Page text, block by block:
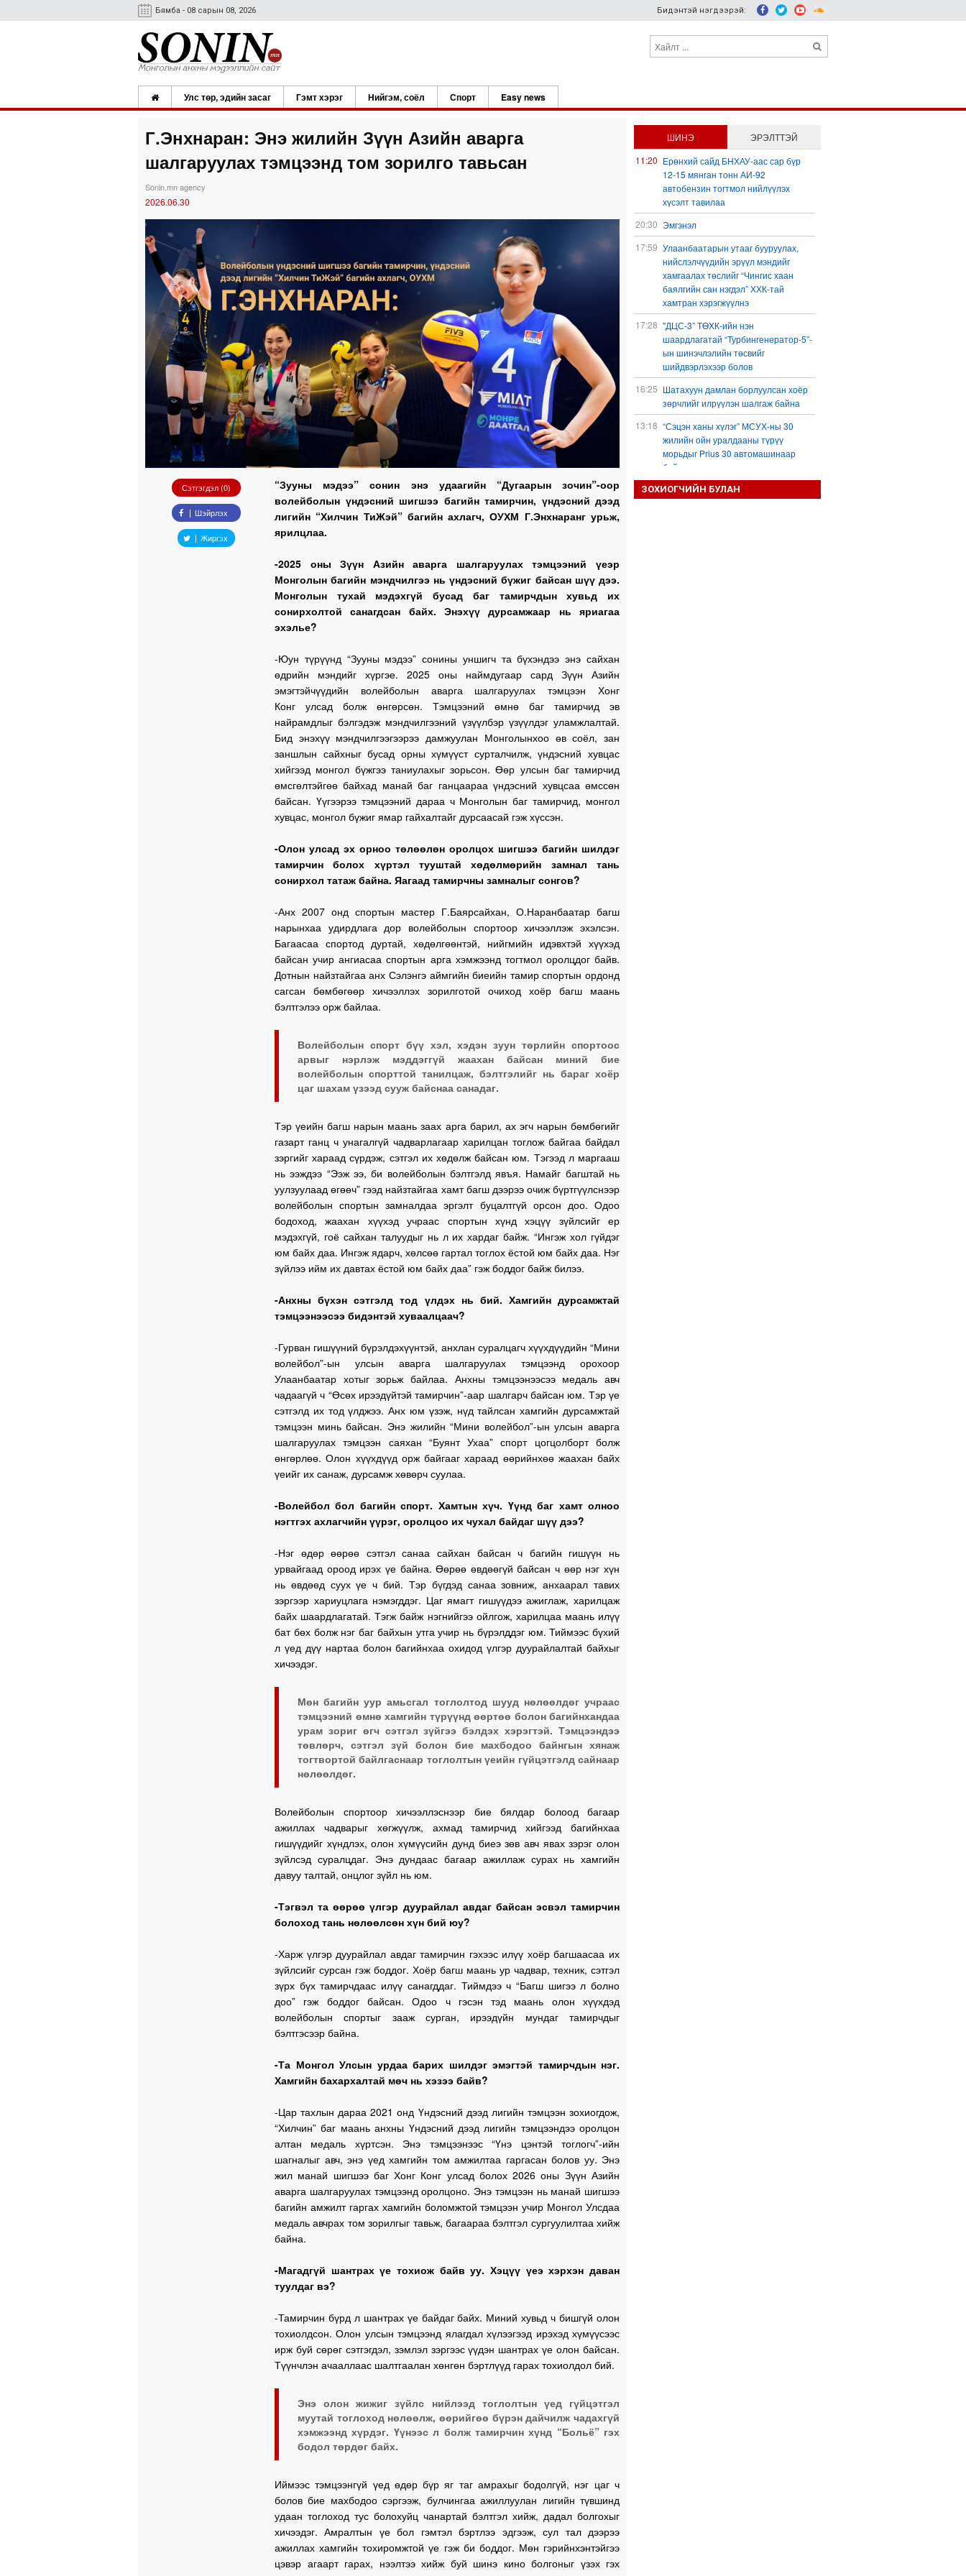
Бямба - 08 сарын 08, 2026 Бидэнтэй нэгдээрэй:
Улс төр, эдийн засаг Гэмт хэрэг Нийгэм, соёл Спорт Easy news
Г.Энхнаран: Энэ жилийн Зүүн Азийн аварга
шалгаруулах тэмцээнд том зорилго тавьсан
Sonin.mn agency
2026.06.30
Сэтгэгдэл (0)
Шэйрлэх
Жиргэх
“Зууны мэдээ” сонин энэ удаагийн “Дугаарын зочин”-оор
волейболын үндэсний шигшээ багийн тамирчин, үндэсний дээд
лигийн “Хилчин ТиЖэй” багийн ахлагч, ОУХМ Г.Энхнаранг урьж,
ярилцлаа.
-2025 оны Зүүн Азийн аварга шалгаруулах тэмцээний үеэр
Монголын багийн мэндчилгээ нь үндэсний бүжиг байсан шүү дээ.
Монголын тухай мэдэхгүй бусад баг тамирчдын хувьд их
сонирхолтой санагдсан байх. Энэхүү дурсамжаар нь яриагаа
эхэлье?
-Юун түрүүнд “Зууны мэдээ” сонины уншигч та бүхэндээ энэ сайхан
өдрийн мэндийг хүргэе. 2025 оны наймдугаар сард Зүүн Азийн
эмэгтэйчүүдийн волейболын аварга шалгаруулах тэмцээн Хонг
Конг улсад болж өнгөрсөн. Тэмцээний өмнө баг тамирчид эв
найрамдлыг бэлгэдэж мэндчилгээний үзүүлбэр үзүүлдэг уламжлалтай.
Бид энэхүү мэндчилгээгээрээ дамжуулан Монголынхоо өв соёл, зан
заншлын сайхныг бусад орны хүмүүст сурталчилж, үндэсний хувцас
хийгээд монгол бүжгээ таниулахыг зорьсон. Өөр улсын баг тамирчид
өмсгөлтэйгөө байхад манай баг ганцаараа үндэсний хувцсаа өмссөн
байсан. Үүгээрээ тэмцээний дараа ч Монголын баг тамирчид, монгол
хувцас, монгол бүжиг ямар гайхалтайг дурсаасай гэж хүссэн.
-Олон улсад эх орноо төлөөлөн оролцох шигшээ багийн шилдэг
тамирчин болох хүртэл тууштай хөдөлмөрийн замнал тань
сонирхол татаж байна. Яагаад тамирчны замналыг сонгов?
-Анх 2007 онд спортын мастер Г.Баярсайхан, О.Наранбаатар багш
нарынхаа удирдлага дор волейболын спортоор хичээллэж эхэлсэн.
Багаасаа спортод дуртай, хөдөлгөөнтэй, нийгмийн идэвхтэй хүүхэд
байсан учир ангиасаа спортын арга хэмжээнд тогтмол оролцдог байв.
Дотнын найзтайгаа анх Сэлэнгэ аймгийн биеийн тамир спортын ордонд
сагсан бөмбөгөөр хичээллэх зорилготой очиход хоёр багш маань
бэлтгэлээ орж байлаа.
Волейболын спорт бүү хэл, хэдэн зуун төрлийн спортоос
арвыг нэрлэж мэддэггүй жаахан байсан миний бие
волейболын спорттой танилцаж, бэлтгэлийг нь бараг хоёр
цаг шахам үзээд сууж байснаа санадаг.
Тэр үеийн багш нарын маань заах арга барил, ах эгч нарын бөмбөгийг
газарт ганц ч унагалгүй чадварлагаар харилцан тоглож байгаа байдал
зэргийг хараад сүрдэж, сэтгэл их хөдөлж байсан юм. Тэгээд л маргааш
нь ээждээ “Ээж ээ, би волейболын бэлтгэлд явъя. Намайг багштай нь
уулзуулаад өгөөч” гээд найзтайгаа хамт багш дээрээ очиж бүртгүүлснээр
волейболын спортын замналдаа эргэлт буцалтгүй орсон доо. Одоо
бодоход, жаахан хүүхэд учраас спортын хүнд хэцүү зүйлсийг ер
мэдэхгүй, гоё сайхан талуудыг нь л их хардаг байж. “Ингэж хол гүйдэг
юм байх даа. Ингэж ядарч, хөлсөө гартал тоглох ёстой юм байх даа. Нэг
зүйлээ ийм их давтах ёстой юм байх даа” гэж боддог байж билээ.
-Анхны бүхэн сэтгэлд тод үлдэх нь бий. Хамгийн дурсамжтай
тэмцээнээсээ бидэнтэй хуваалцаач?
-Гурван гишүүний бүрэлдэхүүнтэй, анхлан суралцагч хүүхдүүдийн “Мини
волейбол”-ын улсын аварга шалгаруулах тэмцээнд орохоор
Улаанбаатар хотыг зорьж байлаа. Анхны тэмцээнээсээ медаль авч
чадаагүй ч “Өсөх ирээдүйтэй тамирчин”-аар шалгарч байсан юм. Тэр үе
сэтгэлд их тод үлджээ. Анх юм үзэж, нүд тайлсан хамгийн дурсамжтай
тэмцээн минь байсан. Энэ жилийн “Мини волейбол”-ын улсын аварга
шалгаруулах тэмцээн саяхан “Буянт Ухаа” спорт цогцолборт болж
өнгөрлөө. Олон хүүхдүүд орж байгааг хараад өөрийнхөө жаахан байх
үеийг их санаж, дурсамж хөвөрч суулаа.
-Волейбол бол багийн спорт. Хамтын хүч. Үүнд баг хамт олноо
нэгтгэх ахлагчийн үүрэг, оролцоо их чухал байдаг шүү дээ?
-Нэг өдөр өөрөө сэтгэл санаа сайхан байсан ч багийн гишүүн нь
урвайгаад ороод ирэх үе байна. Өөрөө өвдөөгүй байсан ч өөр нэг хүн
нь өвдөөд суух үе ч бий. Тэр бүгдэд санаа зовниж, анхаарал тавих
зэргээр хариуцлага нэмэгддэг. Цаг ямагт гишүүдээ ажиглаж, харилцаж
байх шаардлагатай. Тэгж байж нэгнийгээ ойлгож, харилцаа маань илүү
бат бөх болж нэг баг байхын утга учир нь бүрэлддэг юм. Тиймээс бүхий
л үед дүү нартаа болон багийнхаа охидод үлгэр дуурайлалтай байхыг
хичээдэг.
Мөн багийн уур амьсгал тоглолтод шууд нөлөөлдөг учраас
тэмцээний өмнө хамгийн түрүүнд өөртөө болон багийнхандаа
урам зориг өгч сэтгэл зүйгээ бэлдэх хэрэгтэй. Тэмцээндээ
төвлөрч, сэтгэл зүй болон бие махбодоо байнгын хянаж
тогтвортой байлгаснаар тоглолтын үеийн гүйцэтгэлд сайнаар
нөлөөлдөг.
Волейболын спортоор хичээллэснээр бие бялдар болоод багаар
ажиллах чадварыг хөгжүүлж, ахмад тамирчид хийгээд багийнхаа
гишүүдийг хүндлэх, олон хүмүүсийн дунд биеэ зөв авч явах зэрэг олон
зүйлсэд суралцдаг. Энэ дундаас багаар ажиллаж сурах нь хамгийн
давуу талтай, онцлог зүйл нь юм.
-Тэгвэл та өөрөө үлгэр дуурайлал авдаг байсан эсвэл тамирчин
болоход тань нөлөөлсөн хүн бий юу?
-Харж үлгэр дуурайлал авдаг тамирчин гэхээс илүү хоёр багшаасаа их
зүйлсийг сурсан гэж боддог. Хоёр багш маань ур чадвар, техник, сэтгэл
зүрх бүх тамирчдаас илүү санагддаг. Тиймдээ ч “Багш шигээ л болно
доо” гэж боддог байсан. Одоо ч гэсэн тэд маань олон хүүхдэд
волейболын спортыг зааж сурган, ирээдүйн мундаг тамирчдыг
бэлтгэсээр байна.
-Та Монгол Улсын урдаа барих шилдэг эмэгтэй тамирчдын нэг.
Хамгийн бахархалтай мөч нь хэзээ байв?
-Цар тахлын дараа 2021 онд Үндэсний дээд лигийн тэмцээн зохиогдож,
“Хилчин” баг маань анхны Үндэсний дээд лигийн тэмцээндээ оролцон
алтан медаль хүртсэн. Энэ тэмцээнээс “Үнэ цэнтэй тоглогч”-ийн
шагналыг авч, энэ үед хамгийн том амжилтаа гаргасан болов уу. Энэ
жил манай шигшээ баг Хонг Конг улсад болох 2026 оны Зүүн Азийн
аварга шалгаруулах тэмцээнд оролцоно. Энэ тэмцээн нь манай шигшээ
багийн амжилт гаргах хамгийн боломжтой тэмцээн учир Монгол Улсдаа
медаль авчрах том зорилгыг тавьж, багаараа бэлтгэл сургуулилтаа хийж
байна.
-Магадгүй шантрах үе тохиож байв уу. Хэцүү үеэ хэрхэн даван
туулдаг вэ?
-Тамирчин бүрд л шантрах үе байдаг байх. Миний хувьд ч бишгүй олон
тохиолдсон. Олон улсын тэмцээнд ялагдал хүлээгээд ирэхэд хүмүүсээс
ирж буй сөрөг сэтгэгдэл, зэмлэл зэргээс үүдэн шантрах үе олон байсан.
Түүнчлэн ачааллаас шалтгаалан хөнгөн бэртлүүд гарах тохиолдол бий.
Энэ олон жижиг зүйлс нийлээд тоглолтын үед гүйцэтгэл
муутай тоглоход нөлөөлж, өөрийгөө бүрэн дайчилж чадахгүй
хэмжээнд хүрдэг. Үүнээс л болж тамирчин хүнд “Больё” гэх
бодол төрдөг байх.
Иймээс тэмцээнгүй үед өдөр бүр яг таг амрахыг бодолгүй, нэг цаг ч
болов бие махбодоо сэргээж, булчингаа ажиллуулан лигийн түвшинд
удаан тоглоход тус болохуйц чанартай бэлтгэл хийж, дадал болгохыг
хичээдэг. Амралтын үе бол гэмтэл бэртлээ эдгээж, сул тал дээрээ
ажиллах хамгийн тохиромжтой үе гэж би боддог. Мөн гэрийнхэнтэйгээ
цэвэр агаарт гарах, нээлтээ хийж буй шинэ кино болгоныг үзэх гэх
ШИНЭ
ЭРЭЛТТЭЙ
11:20 Ерөнхий сайд БНХАУ-аас сар бүр
12-15 мянган тонн АИ-92
автобензин тогтмол нийлүүлэх
хүсэлт тавилаа
20:30 Эмгэнэл
17:59 Улаанбаатарын утааг бууруулах,
нийслэлчүүдийн эрүүл мэндийг
хамгаалах төслийг “Чингис хаан
баялгийн сан нэгдэл” ХХК-тай
хамтран хэрэгжүүлнэ
17:28 "ДЦС-3” ТӨХК-ийн нэн
шаардлагатай “Турбингенератор-5”-
ын шинэчлэлийн төсвийг
шийдвэрлэхээр болов
16:25 Шатахуун дамлан борлуулсан хоёр
зөрчлийг илрүүлэн шалгаж байна
13:18 “Сэцэн ханы хүлэг” МСУХ-ны 30
жилийн ойн уралдааны түрүү
морьдыг Prius 30 автомашинаар
байлна
13:01 Б.Пүрэвдагва: 103 үйлчилгээний
ЗОХИОГЧИЙН БУЛАН